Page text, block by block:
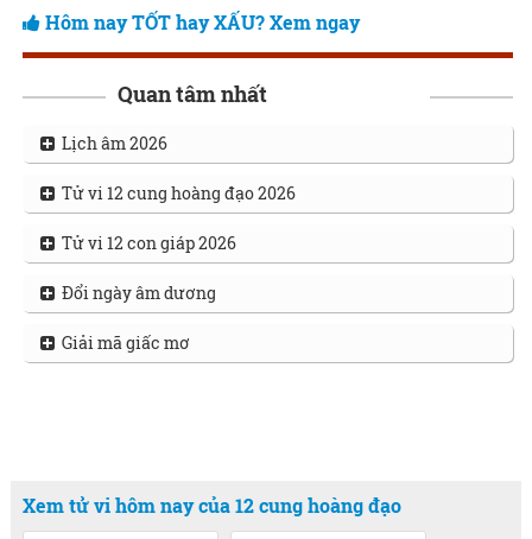
Hôm nay TỐT hay XẤU? Xem ngay
Quan tâm nhất
Lịch âm 2026
Tử vi 12 cung hoàng đạo 2026
Tử vi 12 con giáp 2026
Đổi ngày âm dương
Giải mã giấc mơ
Xem tử vi hôm nay của 12 cung hoàng đạo